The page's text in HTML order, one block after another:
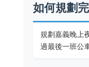
如何規劃
規劃嘉義晚上
過最後一班公